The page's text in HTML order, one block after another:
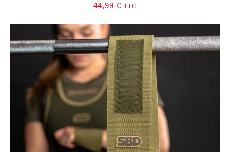
44,99 € TTC